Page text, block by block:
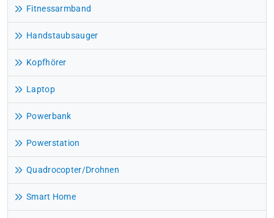
Fitnessarmband
Handstaubsauger
Kopfhörer
Laptop
Powerbank
Powerstation
Quadrocopter/Drohnen
Smart Home